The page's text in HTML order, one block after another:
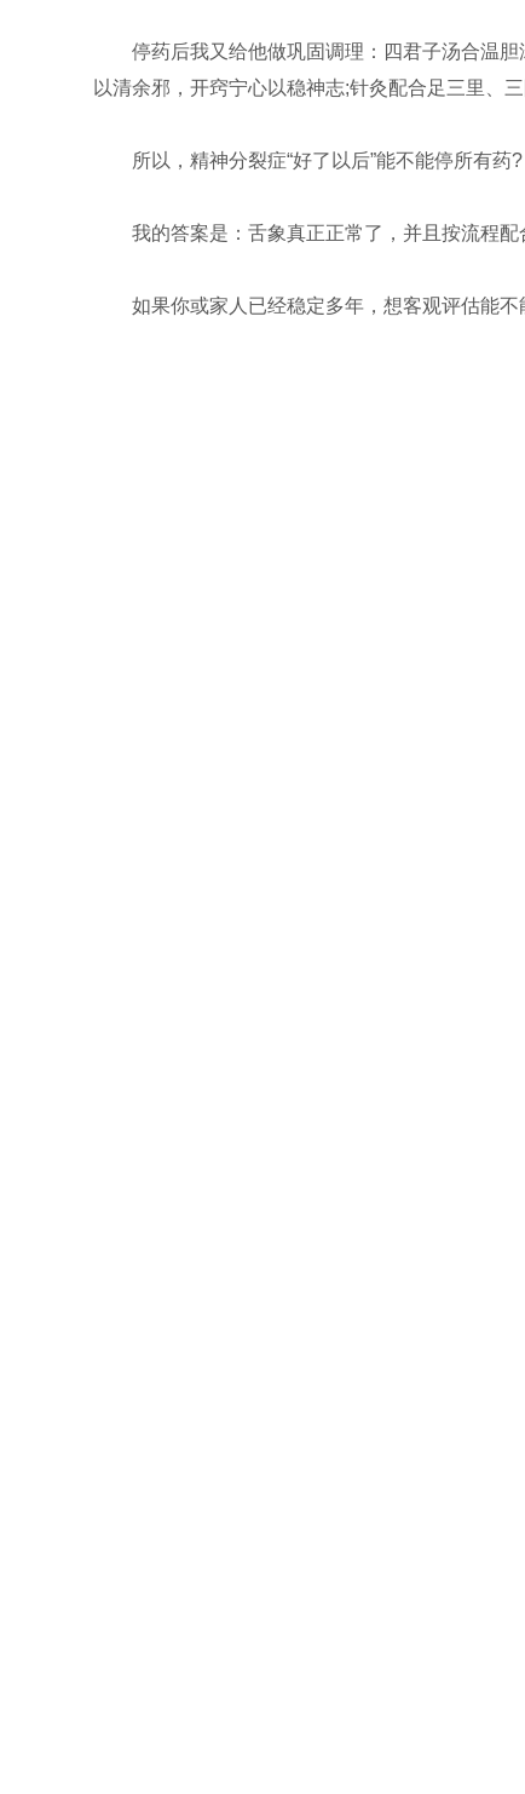
停药后我又给他做巩固调理：四君子汤合温
以清余邪，开窍宁心以稳神志;针灸配合足三里、
所以，精神分裂症“好了以后”能不能停所有药?
我的答案是：舌象真正正常了，并且按流程
如果你或家人已经稳定多年，想客观评估能